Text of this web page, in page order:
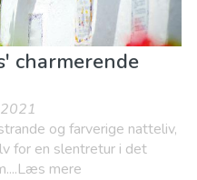
charmerende
og farverige natteliv,
for en slentretur i det
mere